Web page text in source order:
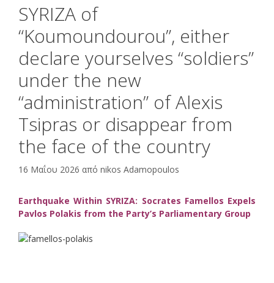
SYRIZA of
“Koumoundourou”, either
declare yourselves “soldiers”
under the new
“administration” of Alexis
Tsipras or disappear from
the face of the country
16 Μαΐου 2026 από nikos Adamopoulos
Earthquake Within SYRIZA: Socrates Famellos Expels
Pavlos Polakis from the Party’s Parliamentary Group